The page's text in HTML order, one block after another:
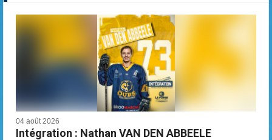
04 août 2026
Intégration : Nathan VAN DEN ABBEELE